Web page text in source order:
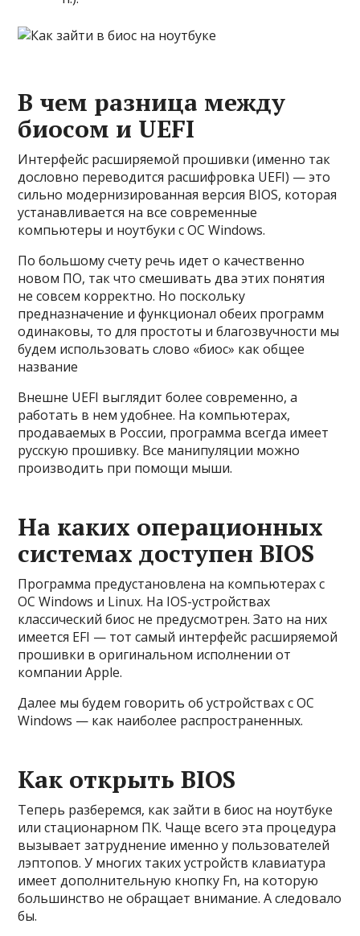
В чем разница между
биосом и UEFI
Интерфейс расширяемой прошивки (именно так
дословно переводится расшифровка UEFI) — это
сильно модернизированная версия BIOS, которая
устанавливается на все современные
компьютеры и ноутбуки с ОС Windows.
По большому счету речь идет о качественно
новом ПО, так что смешивать два этих понятия
не совсем корректно. Но поскольку
предназначение и функционал обеих программ
одинаковы, то для простоты и благозвучности мы
будем использовать слово «биос» как общее
название
Внешне UEFI выглядит более современно, а
работать в нем удобнее. На компьютерах,
продаваемых в России, программа всегда имеет
русскую прошивку. Все манипуляции можно
производить при помощи мыши.
На каких операционных
системах доступен BIOS
Программа предустановлена на компьютерах с
ОС Windows и Linux. На IOS-устройствах
классический биос не предусмотрен. Зато на них
имеется EFI — тот самый интерфейс расширяемой
прошивки в оригинальном исполнении от
компании Apple.
Далее мы будем говорить об устройствах с ОС
Windows — как наиболее распространенных.
Как открыть BIOS
Теперь разберемся, как зайти в биос на ноутбуке
или стационарном ПК. Чаще всего эта процедура
вызывает затруднение именно у пользователей
лэптопов. У многих таких устройств клавиатура
имеет дополнительную кнопку Fn, на которую
большинство не обращает внимание. А следовало
бы.